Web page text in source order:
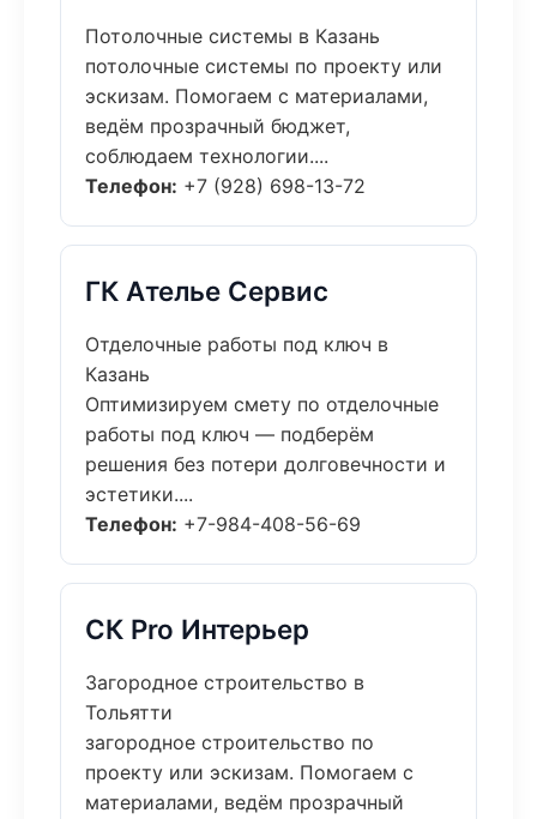
Потолочные системы в Казань
потолочные системы по проекту или
эскизам. Помогаем с материалами,
ведём прозрачный бюджет,
соблюдаем технологии....
Телефон: +7 (928) 698-13-72
ГК Ателье Сервис
Отделочные работы под ключ в
Казань
Оптимизируем смету по отделочные
работы под ключ — подберём
решения без потери долговечности и
эстетики....
Телефон: +7-984-408-56-69
СК Pro Интерьер
Загородное строительство в
Тольятти
загородное строительство по
проекту или эскизам. Помогаем с
материалами, ведём прозрачный